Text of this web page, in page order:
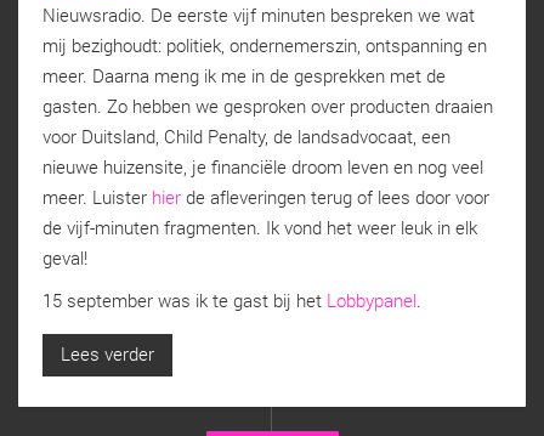
Nieuwsradio. De eerste vijf minuten bespreken we wat
mij bezighoudt: politiek, ondernemerszin, ontspanning en
meer. Daarna meng ik me in de gesprekken met de
gasten. Zo hebben we gesproken over producten draaien
voor Duitsland, Child Penalty, de landsadvocaat, een
nieuwe huizensite, je financiële droom leven en nog veel
meer. Luister hier de afleveringen terug of lees door voor
de vijf-minuten fragmenten. Ik vond het weer leuk in elk
geval!
15 september was ik te gast bij het Lobbypanel.
Lees verder